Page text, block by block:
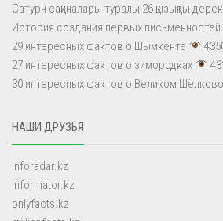
Сатурн сақиналары туралы 26 қызықты дерек
История создания первых письменностей
29 интересных фактов о Шымкенте
27 интересных фактов о зимородках
30 интересных фактов о Великом
НАШИ ДРУЗЬЯ
inforadar.kz
informator.kz
onlyfacts.kz